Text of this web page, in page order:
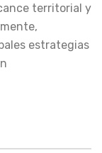
territorial y
estrategias